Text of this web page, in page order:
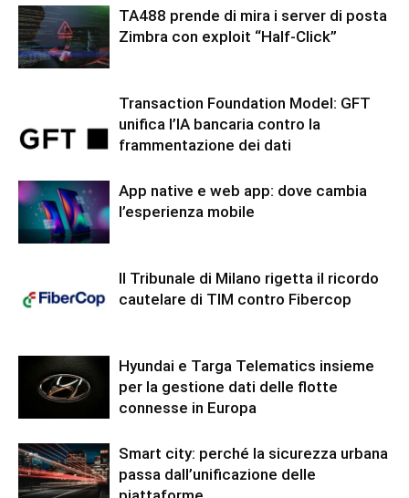
TA488 prende di mira i server di posta
Zimbra con exploit “Half-Click”
Transaction Foundation Model: GFT
unifica l’IA bancaria contro la
frammentazione dei dati
App native e web app: dove cambia
l’esperienza mobile
Il Tribunale di Milano rigetta il ricordo
cautelare di TIM contro Fibercop
Hyundai e Targa Telematics insieme
per la gestione dati delle flotte
connesse in Europa
Smart city: perché la sicurezza urbana
passa dall’unificazione delle